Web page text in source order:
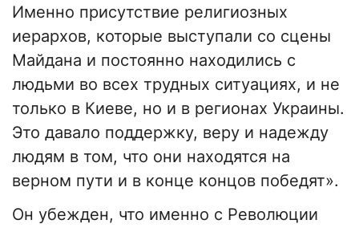
Именно присутствие религиозных
иерархов, которые выступали со сцены
Майдана и постоянно находились с
людьми во всех трудных ситуациях, и не
только в Киеве, но и в регионах Украины.
Это давало поддержку, веру и надежду
людям в том, что они находятся на
верном пути и в конце концов победят».
Он убежден, что именно с Революции